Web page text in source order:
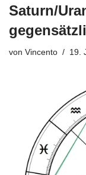
Saturn/
von Vincento 19.